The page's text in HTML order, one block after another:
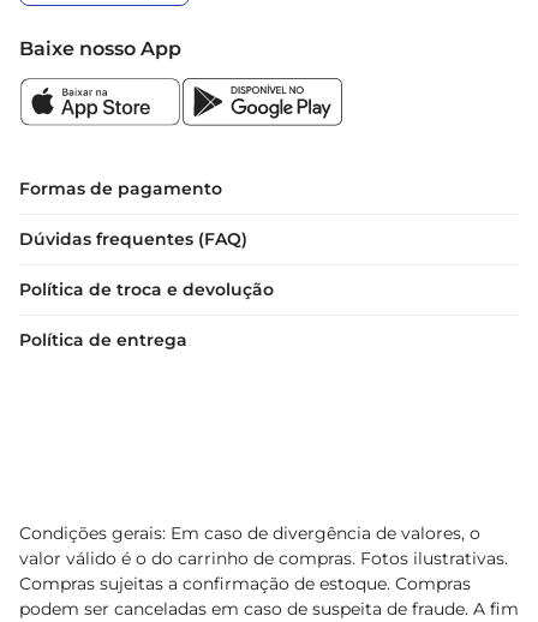
Baixe nosso App
Formas de pagamento
Dúvidas frequentes (FAQ)
Política de troca e devolução
Política de entrega
Condições gerais: Em caso de divergência de valores, o
valor válido é o do carrinho de compras. Fotos ilustrativas.
Compras sujeitas a confirmação de estoque. Compras
podem ser canceladas em caso de suspeita de fraude. A fim